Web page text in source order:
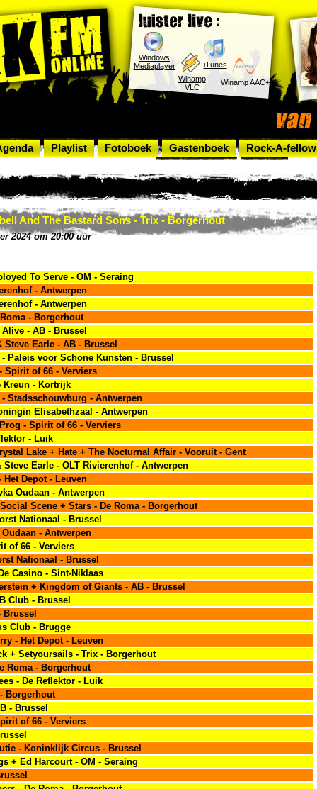
Windows
Mediaplayer
Winamp
VLC
iTunes
Winamp AAC+
Playlist Fotoboek Gastenboek Rock-A-fellow
And The Bastard Sons - Trix - Borgerhout
2024 om 20:00 uur
To Serve - OM - Seraing
- Antwerpen
- Antwerpen
- Borgerhout
- AB - Brussel
Steve Earle - AB - Brussel
Paleis voor Schone Kunsten - Brussel
Spirit of 66 - Verviers
Kreun - Kortrijk
Stadsschouwburg - Antwerpen
Elisabethzaal - Antwerpen
- Spirit of 66 - Verviers
- Luik
Lake + Hate + The Nocturnal Affair - Vooruit - Gent
Steve Earle - OLT Rivierenhof - Antwerpen
Het Depot - Leuven
Oudaan - Antwerpen
Scene + Stars - De Roma - Borgerhout
Nationaal - Brussel
- Antwerpen
of 66 - Verviers
Nationaal - Brussel
Casino - Sint-Niklaas
+ Kingdom of Giants - AB - Brussel
Club - Brussel
Brussel
Club - Brugge
- Het Depot - Leuven
+ Setyoursails - Trix - Borgerhout
Roma - Borgerhout
- De Reflektor - Luik
Borgerhout
- Brussel
of 66 - Verviers
- Koninklijk Circus - Brussel
+ Ed Harcourt - OM - Seraing